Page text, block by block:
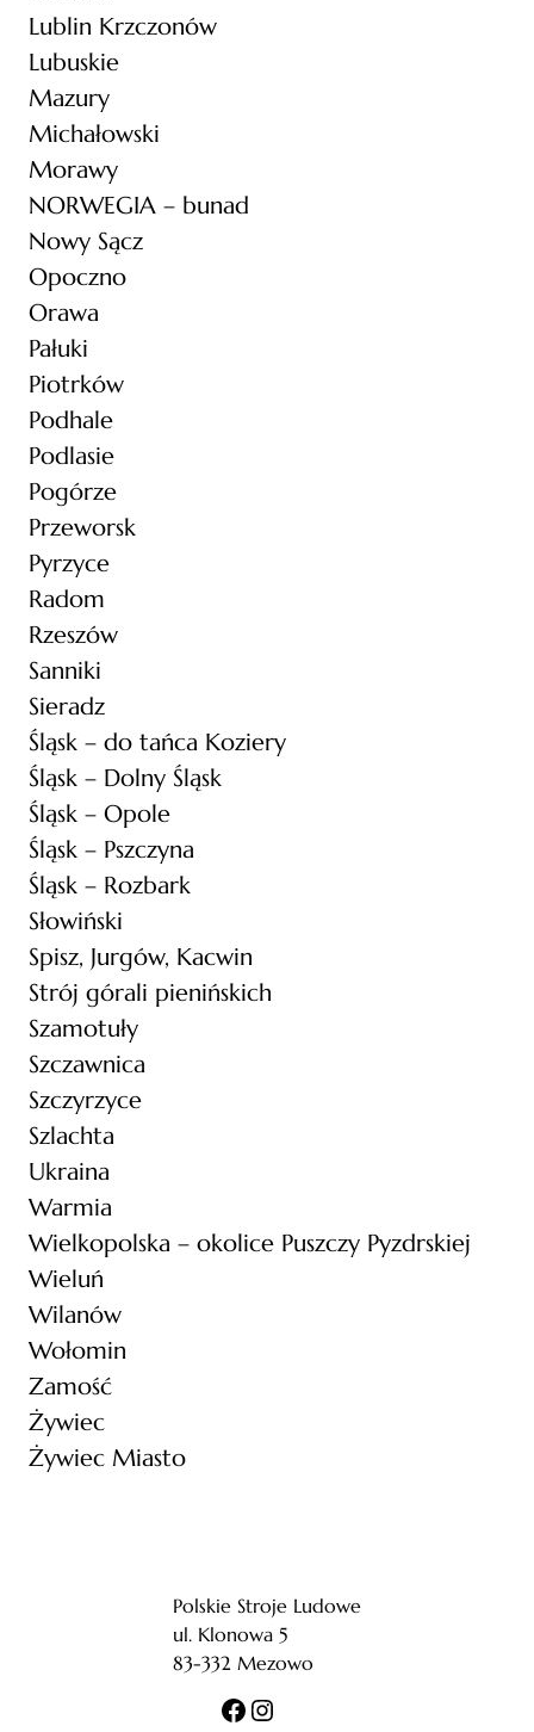
Lublin Krzczonów
Lubuskie
Mazury
Michałowski
Morawy
NORWEGIA – bunad
Nowy Sącz
Opoczno
Orawa
Pałuki
Piotrków
Podhale
Podlasie
Pogórze
Przeworsk
Pyrzyce
Radom
Rzeszów
Sanniki
Sieradz
Śląsk – do tańca Koziery
Śląsk – Dolny Śląsk
Śląsk – Opole
Śląsk – Pszczyna
Śląsk – Rozbark
Słowiński
Spisz, Jurgów, Kacwin
Strój górali pienińskich
Szamotuły
Szczawnica
Szczyrzyce
Szlachta
Ukraina
Warmia
Wielkopolska – okolice Puszczy Pyzdrskiej
Wieluń
Wilanów
Wołomin
Zamość
Żywiec
Żywiec Miasto
Polskie Stroje Ludowe
ul. Klonowa 5
83-332 Mezowo
Facebook
Instagram